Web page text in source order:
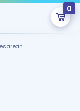
0
onlarca eğitim seni